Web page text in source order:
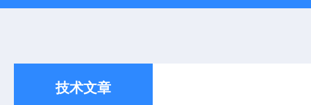
技术文章